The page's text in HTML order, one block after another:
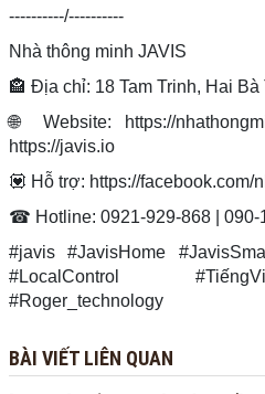
----------/----------
Nhà thông minh JAVIS
🏤️ Địa chỉ: 18 Tam Trinh, Hai
🌐 Website: https://
https://javis.io
💟 Hỗ trợ: https://facebook.com/
☎ Hotline: 0921-929-868 | 090-
#javis #JavisHome
#LocalControl
#Roger_technology
BÀI VIẾT LIÊN QUAN